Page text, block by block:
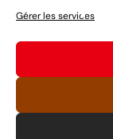
Gérer les services
partages
Bons jeux !